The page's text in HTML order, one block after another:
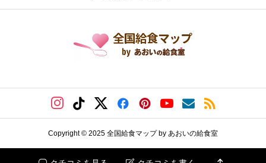
ックネームをご使用下さい。
Copyright © 2025 全国給食マップ by あおいの給食室